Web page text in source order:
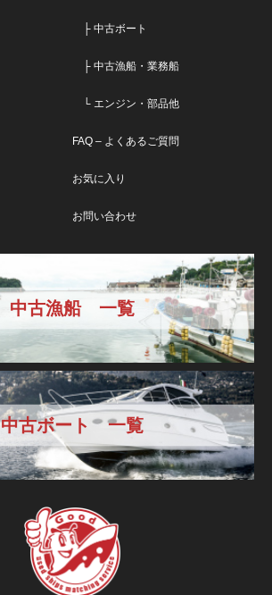
├ 中古ボート
├ 中古漁船・業務船
└ エンジン・部品他
FAQ – よくあるご質問
お気に入り
お問い合わせ
中古漁船 一覧
中古ボート 一覧